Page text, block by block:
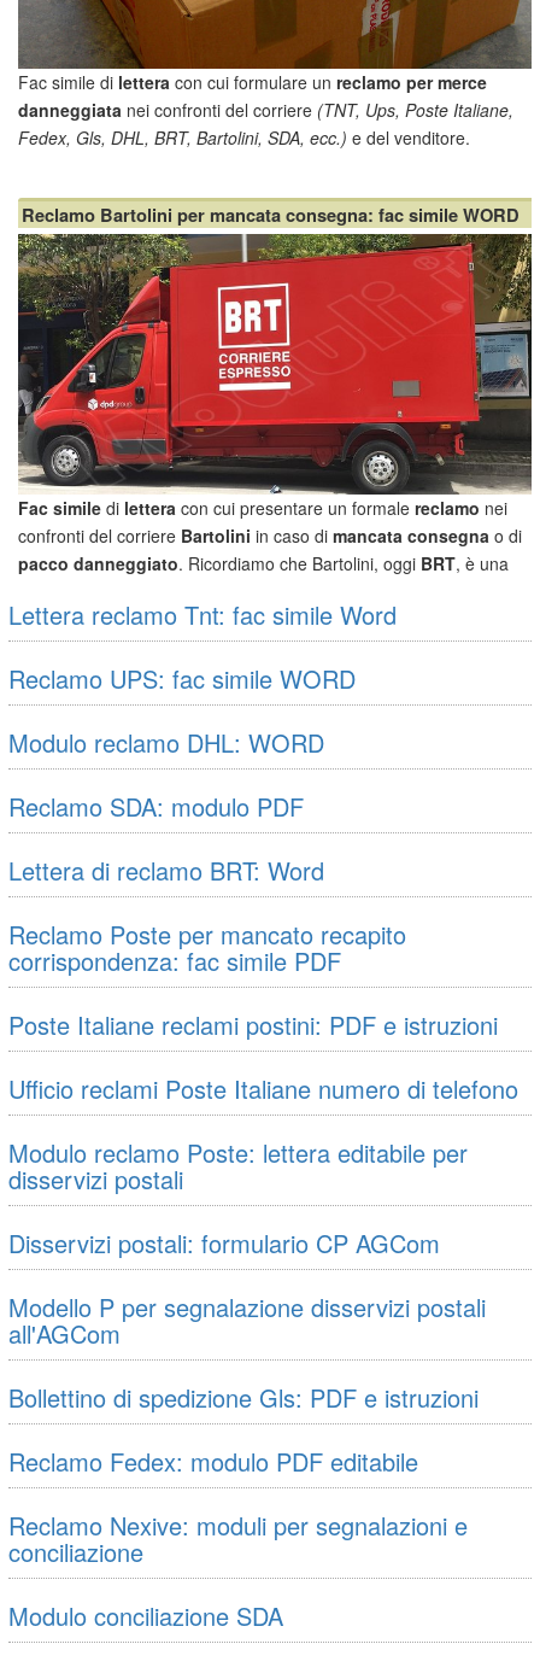
Fac simile di lettera con cui formulare unreclamo per merce
danneggiata nei confronti del corriere (TNT, Ups, Poste Italiane,
Fedex, Gls, DHL, BRT, Bartolini, SDA, ecc.) e del venditore.
Le responsabilità potrebbero essere imputate alvenditore, che...
Reclamo Bartolini per mancata consegna: fac simile WORD
Fac simile di lettera con cui presentare un formalereclamo nei
confronti del corriere Bartolini in caso dimancata consegna o di
pacco danneggiato. Ricordiamo che Bartolini, oggi BRT, è una
che l'Ufficio reclami Bartolinisarà
Lettera reclamo Tnt: fac simile Word
Reclamo UPS: fac simile WORD
Modulo reclamo DHL: WORD
Reclamo SDA: modulo PDF
Lettera di reclamo BRT: Word
Reclamo Poste per mancato recapito
corrispondenza: fac simile PDF
Poste Italiane reclami postini: PDF e istruzioni
Ufficio reclami Poste Italiane numero di telefono
Modulo reclamo Poste: lettera editabile per
disservizi postali
Disservizi postali: formulario CP AGCom
Modello P per segnalazione disservizi postali
all'AGCom
Bollettino di spedizione Gls: PDF e istruzioni
Reclamo Fedex: modulo PDF editabile
Reclamo Nexive: moduli per segnalazioni e
conciliazione
Modulo conciliazione SDA